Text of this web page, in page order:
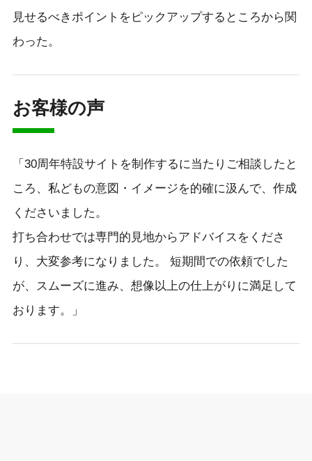
見せるべきポイントをピックアップするところから関
わった。
お客様の声
「30周年特設サイトを制作するに当たりご相談したと
ころ、私どもの意図・イメージを的確に汲んで、作成
くださいました。
打ち合わせでは専門的見地からアドバイスをくださ
り、大変参考になりました。 短期間での依頼でした
が、スムーズに進み、想像以上の仕上がりに満足して
おります。」